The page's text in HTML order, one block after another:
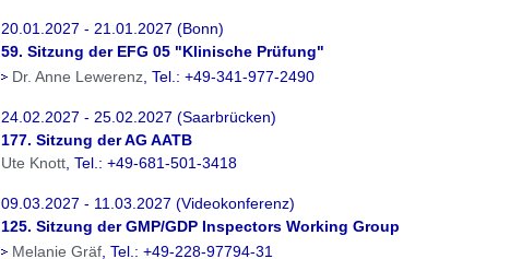
20.01.2027 - 21.01.2027 (Bonn)
59. Sitzung der EFG 05 "Klinische Prüfung"
Dr. Anne Lewerenz , Tel.: +49-341-977-2490
24.02.2027 - 25.02.2027 (Saarbrücken)
177. Sitzung der AG AATB
Ute Knott , Tel.: +49-681-501-3418
09.03.2027 - 11.03.2027 (Videokonferenz)
125. Sitzung der GMP/GDP Inspectors Working Group
Melanie Gräf , Tel.: +49-228-97794-31